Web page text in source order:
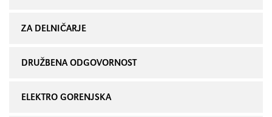
ZA DELNIČARJE
DRUŽBENA ODGOVORNOST
ELEKTRO GORENJSKA